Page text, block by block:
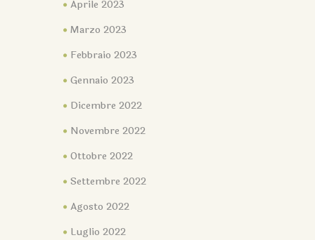
Aprile 2023
Marzo 2023
Febbraio 2023
Gennaio 2023
Dicembre 2022
Novembre 2022
Ottobre 2022
Settembre 2022
Agosto 2022
Luglio 2022